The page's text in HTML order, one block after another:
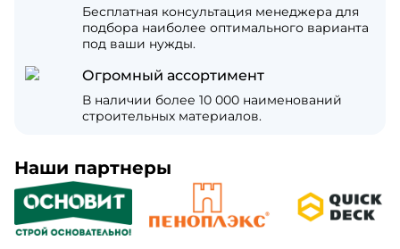
Бесплатная консультация менеджера для
подбора наиболее оптимального варианта
под ваши нужды.
Огромный ассортимент
В наличии более 10 000 наименований
строительных материалов.
Наши партнеры